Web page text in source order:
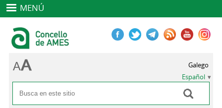
MENÚ
Formulario de búsqueda
Buscar
Galego
Español